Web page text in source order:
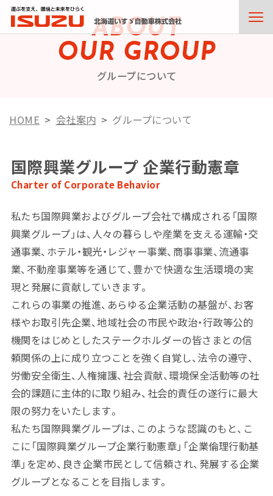
ABOUT
OUR GROUP
グループについて
HOME 会社案内 グループについて
国際興業グループ 企業行動憲章
Charter of Corporate Behavior
私たち国際興業およびグループ会社で構成される「国際
興業グループ」は、人々の暮らしや産業を支える運輸・交
通事業、ホテル・観光・レジャー事業、商事事業、流通事
業、不動産事業等を通じて、豊かで快適な生活環境の実
現と発展に貢献していきます。
これらの事業の推進、あらゆる企業活動の基盤が、お客
様やお取引先企業、地域社会の市民や政治・行政等公的
機関をはじめとしたステークホルダーの皆さまとの信
頼関係の上に成り立つことを強く自覚し、法令の遵守、
労働安全衛生、人権擁護、社会貢献、環境保全活動等の社
会的課題に主体的に取り組み、社会的責任の遂行に最大
限の努力をいたします。
私たち国際興業グループは、このような認識のもと、こ
こに「国際興業グループ企業行動憲章」「企業倫理行動基
準」を定め、良き企業市民として信頼され、発展する企業
グループとなることを目指します。